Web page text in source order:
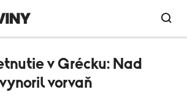
v Grécku: Nad
vorvaň